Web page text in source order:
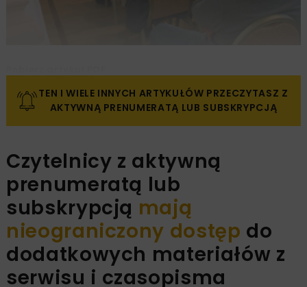
TEN I WIELE INNYCH ARTYKUŁÓW PRZECZYTASZ Z
AKTYWNĄ PRENUMERATĄ LUB SUBSKRYPCJĄ
Czytelnicy z aktywną
prenumeratą lub
subskrypcją mają
nieograniczony dostęp do
dodatkowych materiałów z
serwisu i czasopisma